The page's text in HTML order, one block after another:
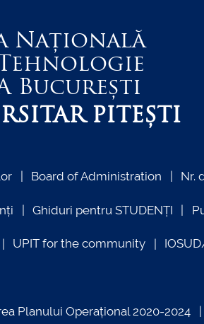
Națională
București
PITEȘTI
Board of Administration Nr.
Ghiduri pentru STUDENȚI
UPIT for the community
Planului Operațional 2020-2024